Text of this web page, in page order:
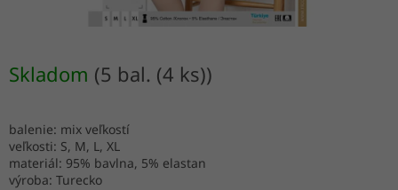
Skladom (5 bal. (4 ks))
balenie: mix veľkostí
veľkosti: S, M, L, XL
materiál: 95% bavlna, 5% elastan
výroba: Turecko